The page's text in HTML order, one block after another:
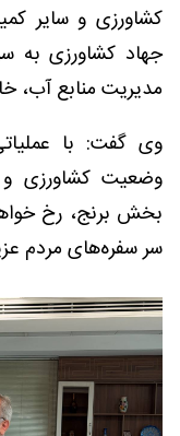
کشاورزی و سایر
جهاد کشاورزی به
مدیریت منابع آب،
وی گفت: با
وضعیت کشاورزی و
بخش برنج، رخ
سر سفره‌های مردم